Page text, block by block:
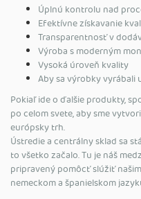
Úplnú kontrolu nad
Efektívne získavanie
Transparentnosť v
Výroba s moderným
Vysoká úroveň kvality
Aby sa výrobky
Pokiaľ ide o ďalšie produkty,
po celom svete, aby sme
európsky trh.
Ústredie a centrálny sklad sa
to všetko začalo. Tu je náš
pripravený pomôcť slúžiť
nemeckom a španielskom